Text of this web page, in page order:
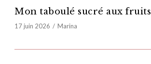
Mon taboulé sucré aux fruits
17 juin 2026 Marina